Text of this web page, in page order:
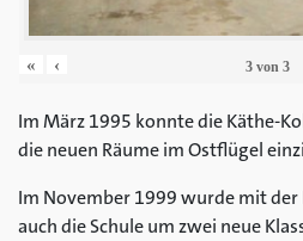
« ‹ 3 von3
Im März 1995 konnte die Käthe-
die neuen Räume im Ostflügel
Im November 1999 wurde mit
auch die Schule um zwei neue